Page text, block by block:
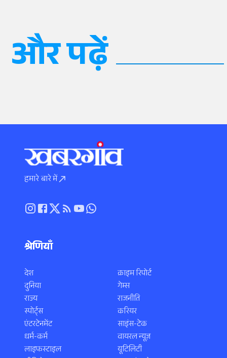
और पढ़ें
हमारे बारे में
श्रेणियाँ
देश
दुनिया
राज्य
स्पोर्ट्स
एंटरटेनमेंट
धर्म-कर्म
लाइफस्टाइल
क्राइम रिपोर्ट
गेम्स
राजनीति
करियर
साइंस-टेक
वायरल न्यूज़
यूटिलिटी